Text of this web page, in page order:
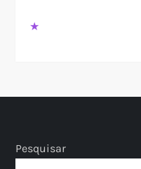
★
Pesquisar